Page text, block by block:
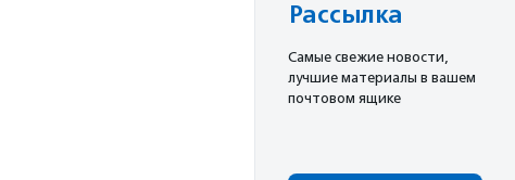
Рассылка
Cамые свежие новости,
лучшие материалы в вашем
почтовом ящике